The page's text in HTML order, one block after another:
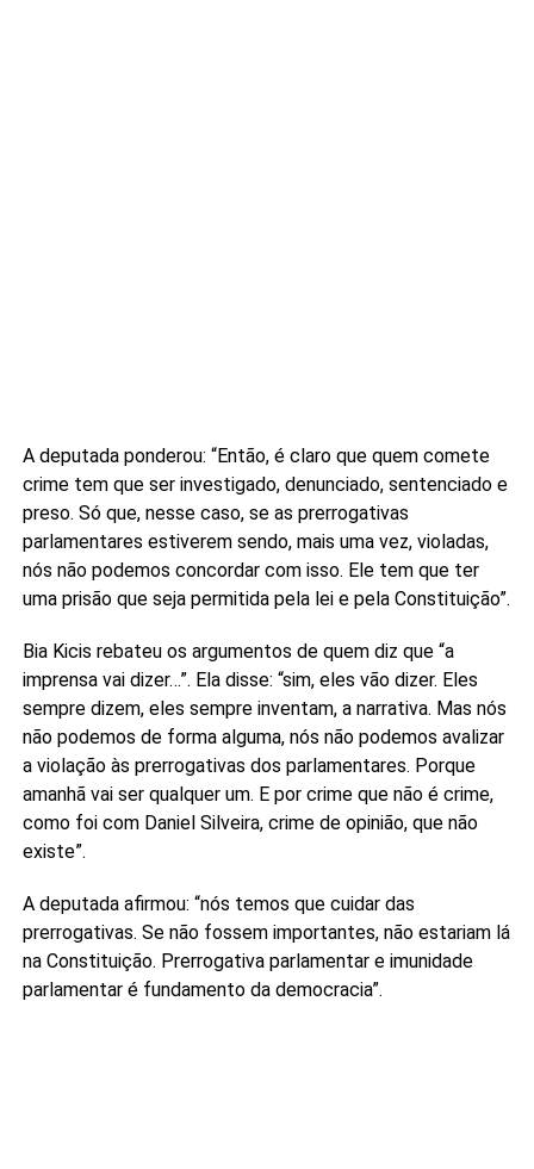
A deputada ponderou: “Então, é claro que quem comete
crime tem que ser investigado, denunciado, sentenciado e
preso. Só que, nesse caso, se as prerrogativas
parlamentares estiverem sendo, mais uma vez, violadas,
nós não podemos concordar com isso. Ele tem que ter
uma prisão que seja permitida pela lei e pela Constituição”.
Bia Kicis rebateu os argumentos de quem diz que “a
imprensa vai dizer…”. Ela disse: “sim, eles vão dizer. Eles
sempre dizem, eles sempre inventam, a narrativa. Mas nós
não podemos de forma alguma, nós não podemos avalizar
a violação às prerrogativas dos parlamentares. Porque
amanhã vai ser qualquer um. E por crime que não é crime,
como foi com Daniel Silveira, crime de opinião, que não
existe”.
A deputada afirmou: “nós temos que cuidar das
prerrogativas. Se não fossem importantes, não estariam lá
na Constituição. Prerrogativa parlamentar e imunidade
parlamentar é fundamento da democracia”.